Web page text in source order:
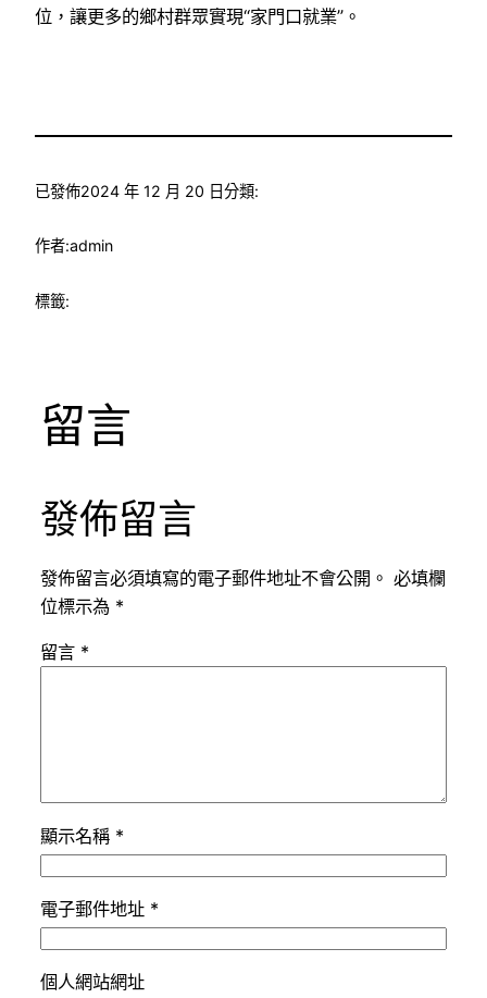
位，讓更多的鄉村群眾實現“家門口就業”。
已發佈2024 年 12 月 20 日分類:
作者:admin
標籤:
留言
發佈留言
發佈留言必須填寫的電子郵件地址不會公開。 必填欄
位標示為 *
留言 *
顯示名稱 *
電子郵件地址 *
個人網站網址